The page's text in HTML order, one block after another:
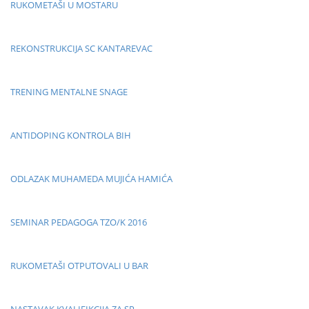
RUKOMETAŠI U MOSTARU
REKONSTRUKCIJA SC KANTAREVAC
TRENING MENTALNE SNAGE
ANTIDOPING KONTROLA BIH
ODLAZAK MUHAMEDA MUJIĆA HAMIĆA
SEMINAR PEDAGOGA TZO/K 2016
RUKOMETAŠI OTPUTOVALI U BAR